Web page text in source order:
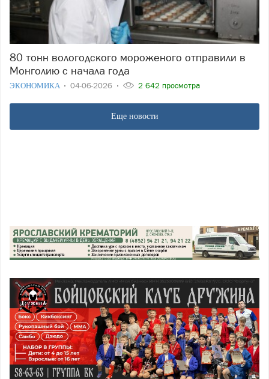
80 тонн вологодского мороженого отправили в
Монголию с начала года
ЭКОНОМИКА 04-06-2026 2 642 просмотра
Еще новости